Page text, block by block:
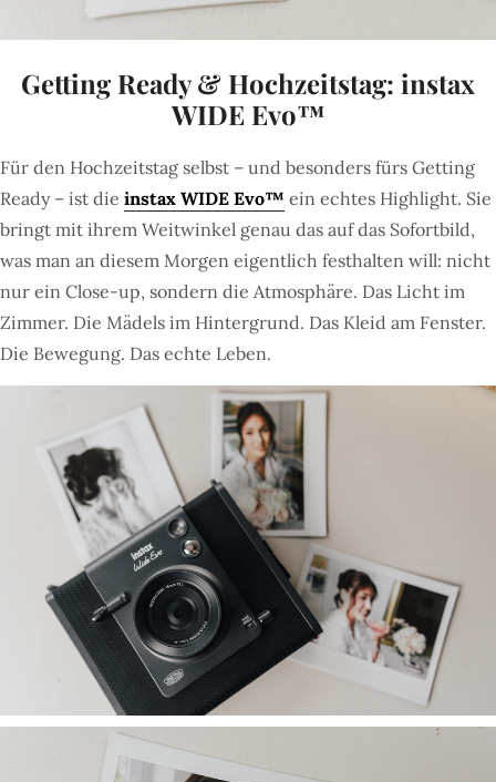
Getting Ready & Hochzeitstag: instax
WIDE Evo™
Für den Hochzeitstag selbst – und besonders fürs Getting
Ready – ist die instax WIDE Evo™ ein echtes Highlight. Sie
bringt mit ihrem Weitwinkel genau das auf das Sofortbild,
was man an diesem Morgen eigentlich festhalten will: nicht
nur ein Close-up, sondern die Atmosphäre. Das Licht im
Zimmer. Die Mädels im Hintergrund. Das Kleid am Fenster.
Die Bewegung. Das echte Leben.